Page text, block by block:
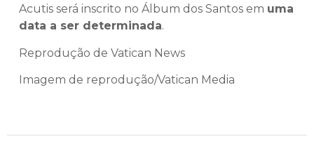
Acutis será inscrito no Álbum dos Santos em uma
data a ser determinada.
Reprodução de Vatican News
Imagem de reprodução/Vatican Media